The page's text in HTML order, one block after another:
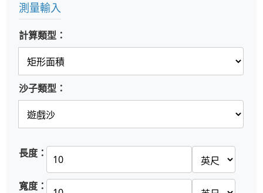
測量輸入
計算類型：
沙子類型：
長度：
寬度：